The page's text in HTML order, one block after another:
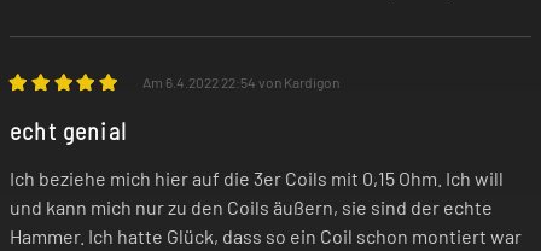
Am 6.4.2022 22:54 von Kardigon
echt genial
Ich beziehe mich hier auf die 3er Coils mit 0,15 Ohm. Ich will
und kann mich nur zu den Coils äußern, sie sind der echte
Hammer. Ich hatte Glück, dass so ein Coil schon montiert war